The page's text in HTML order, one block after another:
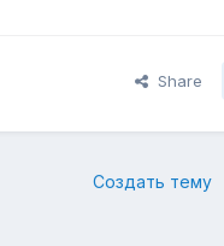
Share
Создать тему